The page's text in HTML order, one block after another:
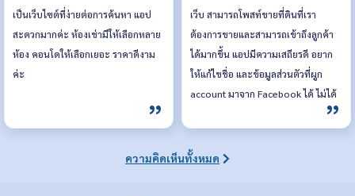
เป็นเว็บไซต์ที่ง่ายต่อการค้นหา แอป
สะดวกมากค่ะ ห้องเช่ามีให้เลือกหลาย
ห้อง คอนโดให้เลือกเยอะ ราคาดีงาม
ค่ะ
เว็บ สามารถโพสท์ขายที่ดินที่เรา
ต้องการขายและสามารถเข้าถึงลูกค้า
ได้มากขึ้น แอปมีความเสถียรดี อยาก
ให้แก้ไขชื่อ และข้อมูลส่วนตัวที่ผูก
account มาจาก Facebook ได้ ไม่ได้
ความคิดเห็นทั้งหมด